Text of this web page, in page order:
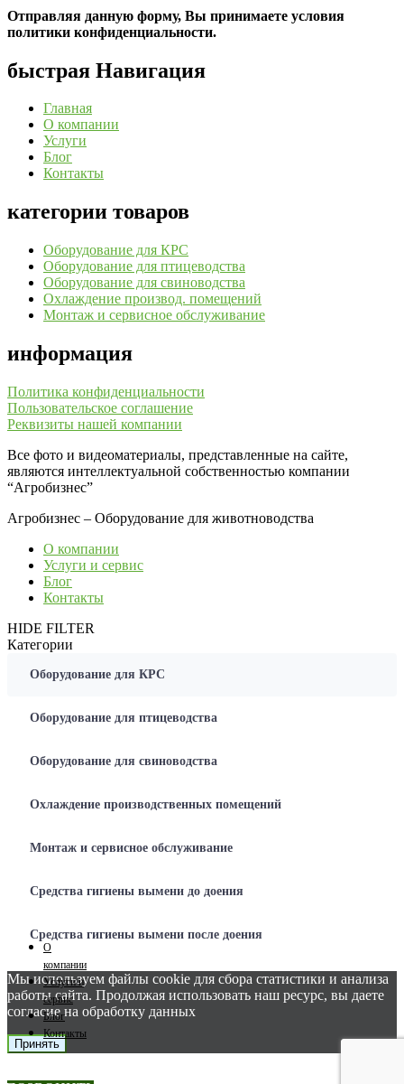
Отправляя данную форму, Вы принимаете условия
политики конфиденциальности.
быстрая Навигация
Главная
О компании
Услуги
Блог
Контакты
категории товаров
Оборудование для КРС
Оборудование для птицеводства
Оборудование для свиноводства
Охлаждение производ. помещений
Монтаж и сервисное обслуживание
информация
Политика конфиденциальности
Пользовательское соглашение
Реквизиты нашей компании
Все фото и видеоматериалы, представленные на сайте,
являются интеллектуальной собственностью компании
“Агробизнес”
Агробизнес – Оборудование для животноводства
О компании
Услуги и сервис
Блог
Контакты
HIDE FILTER
Категории
Оборудование для КРС
Оборудование для птицеводства
Оборудование для свиноводства
Охлаждение производственных помещений
Монтаж и сервисное обслуживание
Средства гигиены вымени до доения
Средства гигиены вымени после доения
О
компании
Услуги и
сервис
Блог
Контакты
Мы используем файлы cookie для сбора статистики и анализа
работы сайта. Продолжая использовать наш ресурс, вы даете
согласие на обработку данных
Принять